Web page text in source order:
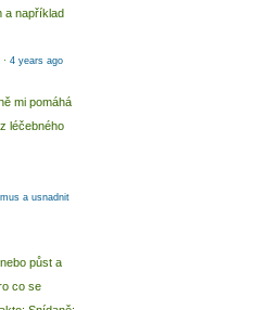
a například
· 4 years ago
mi pomáhá
léčebného
a usnadnit
půst a
co se